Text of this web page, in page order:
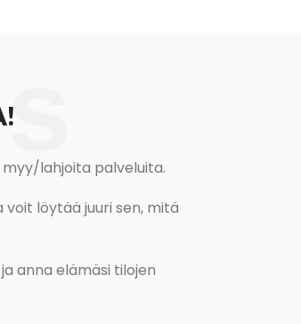
lahjoita palveluita.
löytää juuri sen, mitä
anna elämäsi tilojen